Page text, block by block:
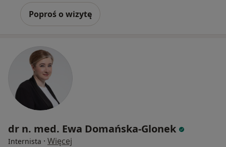
Poproś o wizytę
dr n. med. Ewa Domańska-Glonek
Internista · Więcej